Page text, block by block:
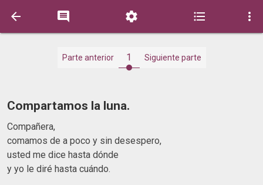
    
Parte anterior 1 Siguiente parte
Compartamos la luna.
Compañera,
comamos de a poco y sin desespero,
usted me dice hasta dónde
y yo le diré hasta cuándo.